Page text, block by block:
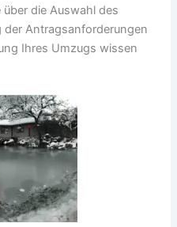
die Auswahl des
der Antragsanforderungen
Ihres Umzugs wissen